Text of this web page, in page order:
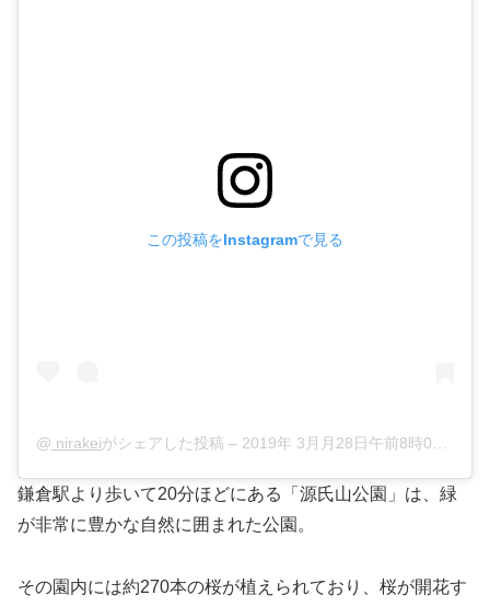
この投稿をInstagramで見る
@ nirakeiがシェアした投稿 – 2019年 3月月28日午前8時04分PDT
鎌倉駅より歩いて20分ほどにある「源氏山公園」は、緑
が非常に豊かな自然に囲まれた公園。
その園内には約270本の桜が植えられており、桜が開花す